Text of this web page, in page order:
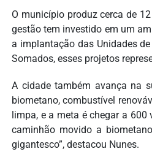
O município produz cerca de
gestão tem investido em um
a implantação das Unidades
Somados, esses projetos
A cidade também avança na
biometano, combustível
limpa, e a meta é chegar a
caminhão movido a
gigantesco”, destacou Nunes.